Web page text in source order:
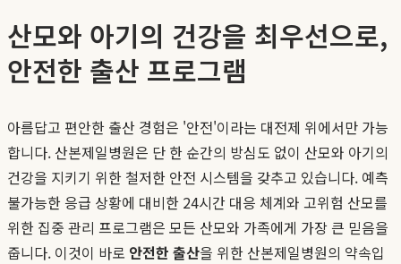
산모와 아기의 건강을 최우선으로,
안전한 출산 프로그램
아름답고 편안한 출산 경험은 '안전'이라는 대전제 위에서만 가능
합니다. 산본제일병원은 단 한 순간의 방심도 없이 산모와 아기의
건강을 지키기 위한 철저한 안전 시스템을 갖추고 있습니다. 예측
불가능한 응급 상황에 대비한 24시간 대응 체계와 고위험 산모를
위한 집중 관리 프로그램은 모든 산모와 가족에게 가장 큰 믿음을
줍니다. 이것이 바로 안전한 출산을 위한 산본제일병원의 약속입